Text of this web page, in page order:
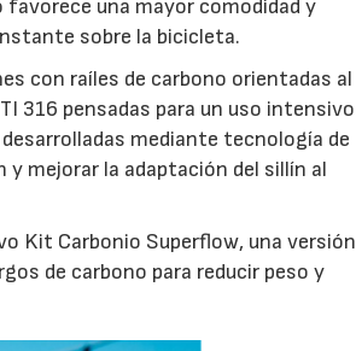
una mayor comodidad y
sobre la bicicleta.
con raíles de carbono orientadas al
316 pensadas para un uso intensivo
mediante tecnología de
mejorar la adaptación del sillín al
Kit Carbonio Superflow, una versión
de carbono para reducir peso y